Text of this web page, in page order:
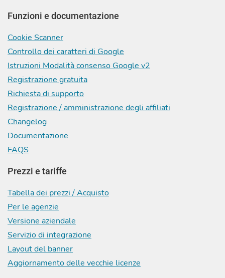
Funzioni e documentazione
Cookie Scanner
Controllo dei caratteri di Google
Istruzioni Modalità consenso Google v2
Registrazione gratuita
Richiesta di supporto
Registrazione / amministrazione degli affiliati
Changelog
Documentazione
FAQS
Prezzi e tariffe
Tabella dei prezzi / Acquisto
Per le agenzie
Versione aziendale
Servizio di integrazione
Layout del banner
Aggiornamento delle vecchie licenze